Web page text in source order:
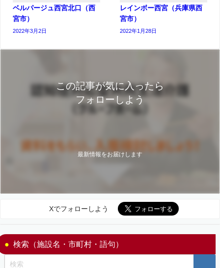
ベルパージュ西宮北口（西
宮市）
2022年3月2日
レインボー西宮（兵庫県西
宮市）
2022年1月28日
この記事が気に入ったら
フォローしよう
最新情報をお届けします
Xでフォローしよう
検索（施設名・市町村・語句）